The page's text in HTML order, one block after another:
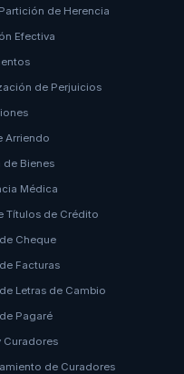
de Herencia
Efectiva
de Perjuicios
Arriendo
de Bienes
Médica
Títulos de Crédito
Cheque
Facturas
Letras de Cambio
Pagaré
Curadores
de Curadores